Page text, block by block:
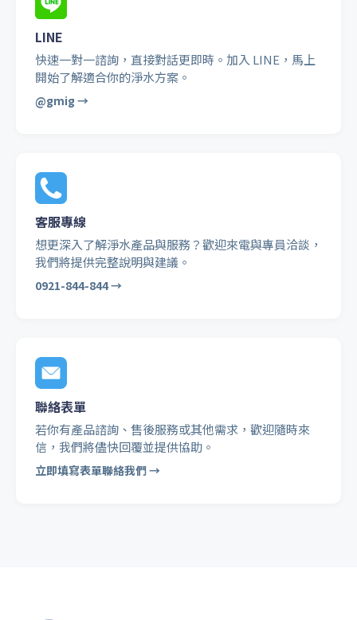
LINE
快速一對一諮詢，直接對話更即時。加入 LINE，馬上
開始了解適合你的淨水方案。
@gmig →
客服專線
想更深入了解淨水產品與服務？歡迎來電與專員洽談，
我們將提供完整說明與建議。
0921-844-844 →
聯絡表單
若你有產品諮詢、售後服務或其他需求，歡迎隨時來
信，我們將儘快回覆並提供協助。
立即填寫表單聯絡我們 →